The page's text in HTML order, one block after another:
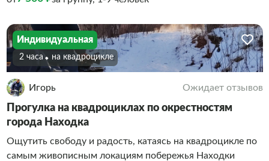
Индивидуальная
2 часа На квадроцикле
Игорь Ожидает отзывов
Прогулка на квадроциклах по окрестностям
города Находка
Ощутить свободу и радость, катаясь на квадроцикле по
самым живописным локациям побережья Находки